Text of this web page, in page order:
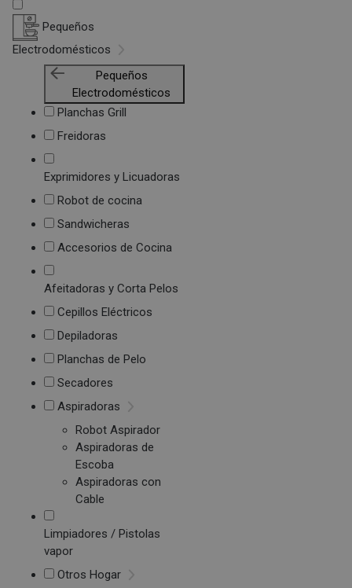
Pequeños
Electrodomésticos
Pequeños
Electrodomésticos
Planchas Grill
Freidoras
Exprimidores y Licuadoras
Robot de cocina
Sandwicheras
Accesorios de Cocina
Afeitadoras y Corta Pelos
Cepillos Eléctricos
Depiladoras
Planchas de Pelo
Secadores
Aspiradoras
Robot Aspirador
Aspiradoras de
Escoba
Aspiradoras con
Cable
Limpiadores / Pistolas
vapor
Otros Hogar